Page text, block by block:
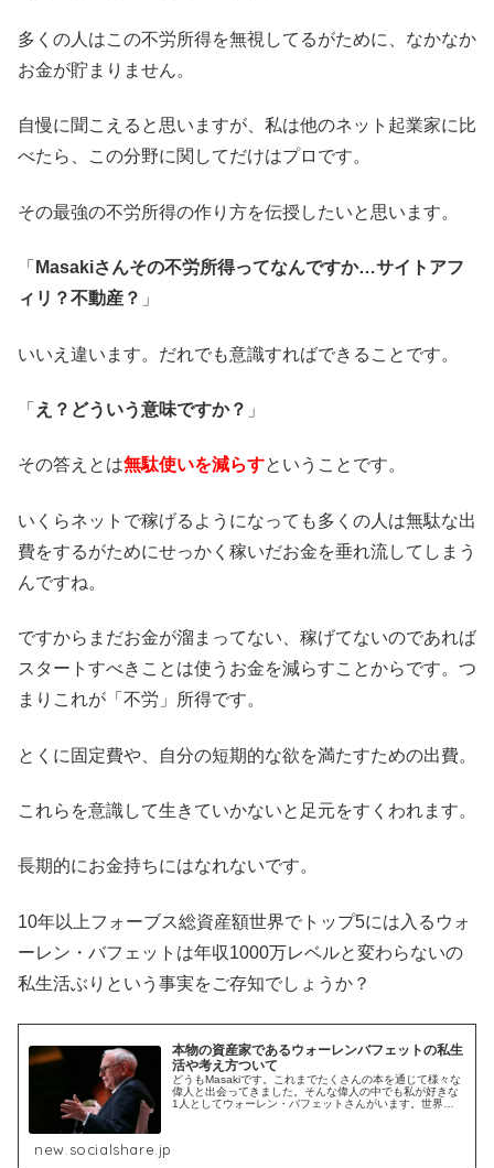
多くの人はこの不労所得を無視してるがために、なかなか
お金が貯まりません。
自慢に聞こえると思いますが、私は他のネット起業家に比
べたら、この分野に関してだけはプロです。
その最強の不労所得の作り方を伝授したいと思います。
「 Masakiさんその不労所得ってなんですか…サイトアフ
ィリ？不動産？ 」
いいえ違います。だれでも意識すればできることです。
「 え？どういう意味ですか？ 」
その答えとは無駄使いを減らすということです。
いくらネットで稼げるようになっても多くの人は無駄な出
費をするがためにせっかく稼いだお金を垂れ流してしまう
んですね。
ですからまだお金が溜まってない、稼げてないのであれば
スタートすべきことは使うお金を減らすことからです。つ
まりこれが「不労」所得です。
とくに固定費や、自分の短期的な欲を満たすための出費。
これらを意識して生きていかないと足元をすくわれます。
長期的にお金持ちにはなれないです。
10年以上フォーブス総資産額世界でトップ5には入るウォ
ーレン・バフェットは年収1000万レベルと変わらないの
私生活ぶりという事実をご存知でしょうか？
本物の資産家であるウォーレンバフェットの私生
活や考え方ついて
どうもMasakiです。これまでたくさんの本を通じて様々な
偉人と出会ってきました。そんな偉人の中でも私が好きな
1人としてウォーレン・バフェットさんがいます。世界一
new.socialshare.jp